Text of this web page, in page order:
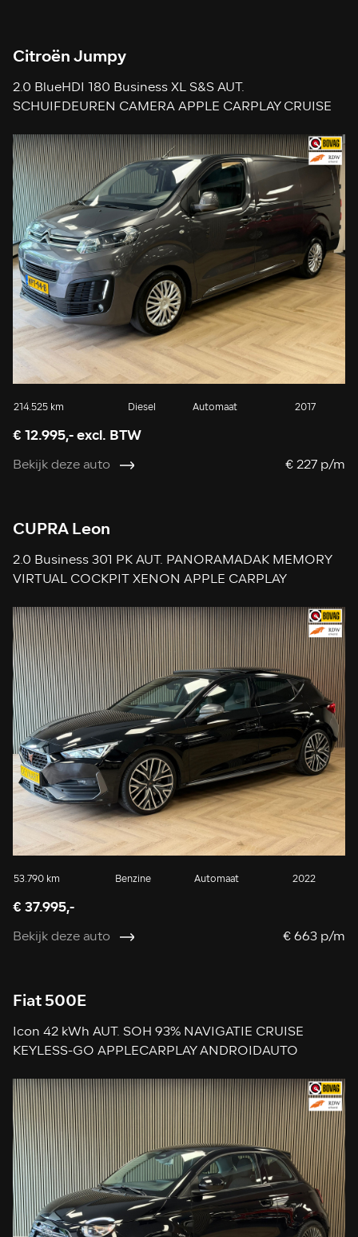
Citroën Jumpy
2.0 BlueHDI 180 Business XL S&S AUT.
SCHUIFDEUREN CAMERA APPLE CARPLAY CRUISE
214.525 km Diesel Automaat 2017
€ 12.995,- excl. BTW
Bekijk deze auto € 227 p/m
CUPRA Leon
2.0 Business 301 PK AUT. PANORAMADAK MEMORY
VIRTUAL COCKPIT XENON APPLE CARPLAY
53.790 km Benzine Automaat 2022
€ 37.995,-
Bekijk deze auto € 663 p/m
Fiat 500E
Icon 42 kWh AUT. SOH 93% NAVIGATIE CRUISE
KEYLESS-GO APPLECARPLAY ANDROIDAUTO